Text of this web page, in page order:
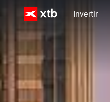
Invertir